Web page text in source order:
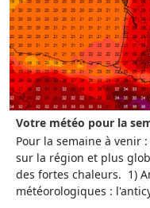
Votre météo pour la
Pour la semaine à venir
sur la région et plus
des fortes chaleurs. 1)
météorologiques :